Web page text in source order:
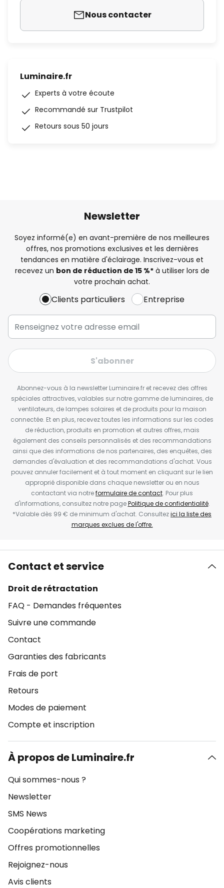
Nous contacter
Luminaire.fr
Experts à votre écoute
Recommandé sur Trustpilot
Retours sous 50 jours
Newsletter
Soyez informé(e) en avant-première de nos meilleures
offres, nos promotions exclusives et les dernières
tendances en matière d'éclairage. Inscrivez-vous et
recevez un bon de réduction de 15 %*à utiliser lors de
votre prochain achat.
Clients particuliers Entreprise
S'abonner
Abonnez-vous à la newsletter Luminaire.fr et recevez des offres
spéciales attractives, valables sur notre gamme de luminaires, de
ventilateurs, de lampes solaires et de produits pour la maison
connectée. Et en plus, recevez toutes les informations sur les codes
de réduction, produits en promotion et autres offres, mais
également des conseils personnalisés et des recommandations
ainsi que des informations de nos partenaires, des enquêtes, des
demandes d'évaluation et des recommandations d'achat. Vous
pouvez annuler facilement et à tout moment en cliquant sur le lien
approprié disponible dans chaque newsletter ou en nous
contactant via notreformulaire de contact. Pour plus
d'informations, consultez notre pagePolitique de confidentialité.
*Valable dès 99 € de minimum d'achat. Consultezici la liste des
marques exclues de l'offre.
Contact et service
Droit de rétractation
FAQ - Demandes fréquentes
Suivre une commande
Contact
Garanties des fabricants
Frais de port
Retours
Modes de paiement
Compte et inscription
À propos de Luminaire.fr
Qui sommes-nous ?
Newsletter
SMS News
Coopérations marketing
Offres promotionnelles
Rejoignez-nous
Avis clients